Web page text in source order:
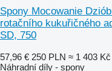
Spony Mocowanie
rotačního kukuřičného
SD, 750
57,96 € 250 PLN ≈ 1 403 Kč
Náhradní díly - spony